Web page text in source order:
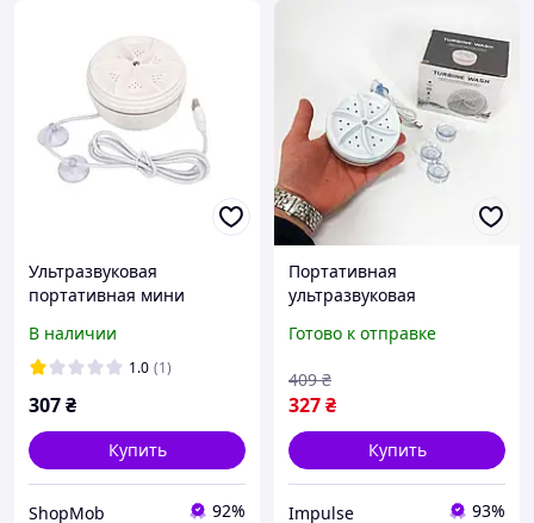
Ультразвуковая
портативная мини
Turbine Wash для стирки
с USB и повербанком
энергосберегающая
В наличии
1.0 (1)
307₴
Купить
ShopMob 92%
Портативная
ультразвуковая
мини машинка для
Малогабаритная машина
impulse
Готово к отправке
327₴
409 ₴
Купить
Impulse 93%